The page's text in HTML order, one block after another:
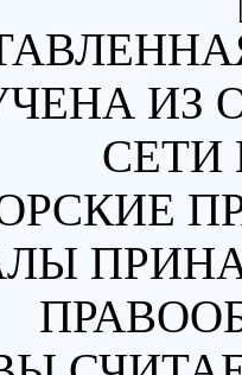
ИЗ
СЕТИ